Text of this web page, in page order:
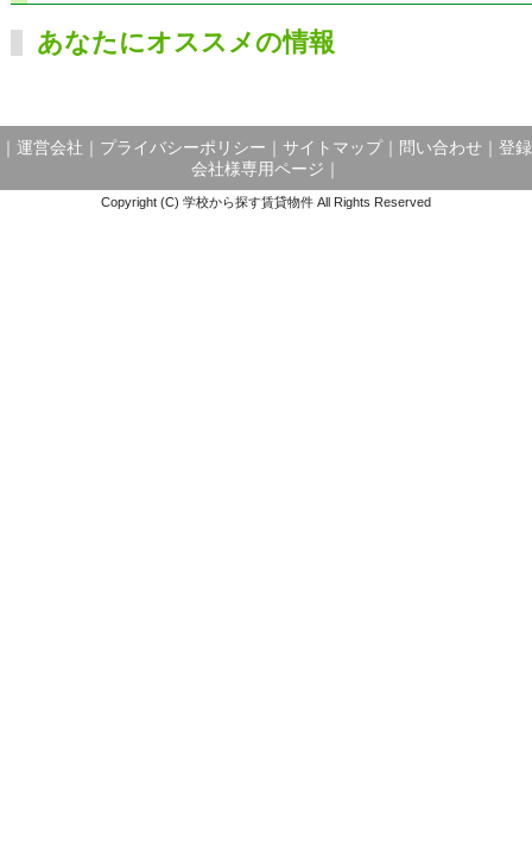
あなたにオススメの情報
運営会社 プライバシーポリシー サイトマップ｜ 問い合わせ
登録
会社様専用ページ
Copyright (C) 学校から探す賃貸物件 All Rights Reserved